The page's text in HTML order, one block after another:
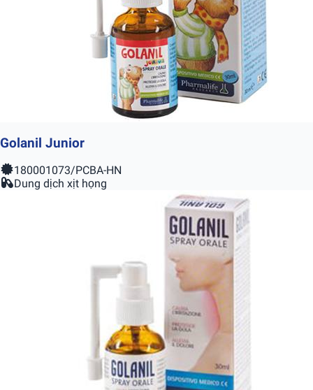
Golanil Junior
180001073/PCBA-HN
Dung dịch xịt họng